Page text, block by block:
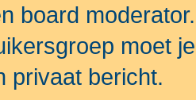
board
moet
privaat bericht.